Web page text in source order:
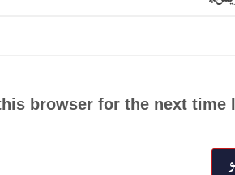
browser for the next time